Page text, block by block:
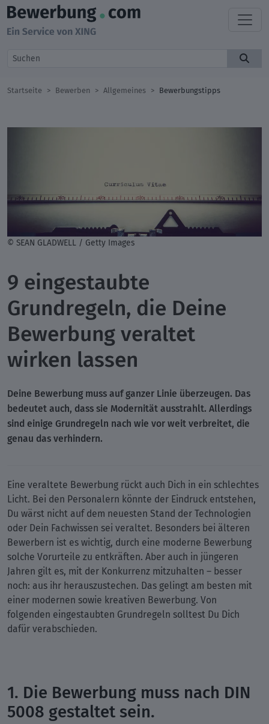
Startseite Bewerben Allgemeines Bewerbungstipps
© SEAN GLADWELL / Getty Images
9 eingestaubte
Grundregeln, die Deine
Bewerbung veraltet
wirken lassen
Deine Bewerbung muss auf ganzer Linie überzeugen. Das
bedeutet auch, dass sie Modernität ausstrahlt. Allerdings
sind einige Grundregeln nach wie vor weit verbreitet, die
genau das verhindern.
Eine veraltete Bewerbung rückt auch Dich in ein schlechtes
Licht. Bei den Personalern könnte der Eindruck entstehen,
Du wärst nicht auf dem neuesten Stand der Technologien
oder Dein Fachwissen sei veraltet. Besonders bei älteren
Bewerbern ist es wichtig, durch eine moderne Bewerbung
solche Vorurteile zu entkräften. Aber auch in jüngeren
Jahren gilt es, mit der Konkurrenz mitzuhalten – besser
noch: aus ihr herauszustechen. Das gelingt am besten mit
einer modernen sowie kreativen Bewerbung. Von
folgenden eingestaubten Grundregeln solltest Du Dich
dafür verabschieden.
1. Die Bewerbung muss nach DIN
5008 gestaltet sein.